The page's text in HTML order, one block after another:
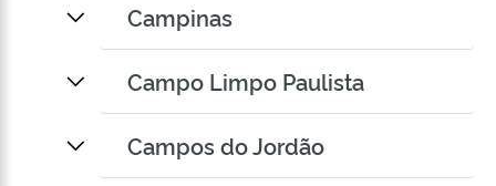
Campinas
Campo Limpo Paulista
Campos do Jordão